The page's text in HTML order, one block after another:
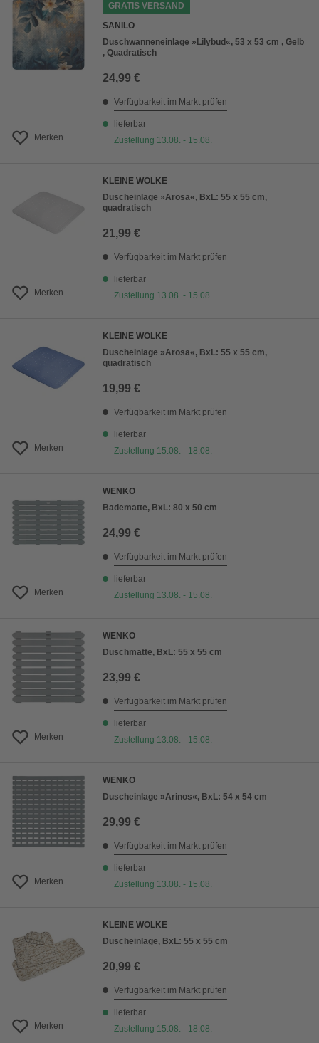
Merken
GRATIS VERSAND
SANILO
Duschwanneneinlage »Lilybud«, 53 x 53 cm , Gelb
, Quadratisch
24,99 €
Verfügbarkeit im Markt prüfen
lieferbar
Zustellung 13.08. - 15.08.
Merken
KLEINE WOLKE
Duscheinlage »Arosa«, BxL: 55 x 55 cm,
quadratisch
21,99 €
Verfügbarkeit im Markt prüfen
lieferbar
Zustellung 13.08. - 15.08.
Merken
KLEINE WOLKE
Duscheinlage »Arosa«, BxL: 55 x 55 cm,
quadratisch
19,99 €
Verfügbarkeit im Markt prüfen
lieferbar
Zustellung 15.08. - 18.08.
Merken
WENKO
Badematte, BxL: 80 x 50 cm
24,99 €
Verfügbarkeit im Markt prüfen
lieferbar
Zustellung 13.08. - 15.08.
Merken
WENKO
Duschmatte, BxL: 55 x 55 cm
23,99 €
Verfügbarkeit im Markt prüfen
lieferbar
Zustellung 13.08. - 15.08.
Merken
WENKO
Duscheinlage »Arinos«, BxL: 54 x 54 cm
29,99 €
Verfügbarkeit im Markt prüfen
lieferbar
Zustellung 13.08. - 15.08.
Merken
KLEINE WOLKE
Duscheinlage, BxL: 55 x 55 cm
20,99 €
Verfügbarkeit im Markt prüfen
lieferbar
Zustellung 15.08. - 18.08.